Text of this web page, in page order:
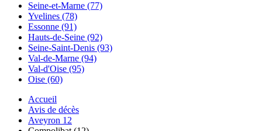
Seine-et-Marne (77)
Yvelines (78)
Essonne (91)
Hauts-de-Seine (92)
Seine-Saint-Denis (93)
Val-de-Marne (94)
Val-d'Oise (95)
Oise (60)
Accueil
Avis de décès
Aveyron 12